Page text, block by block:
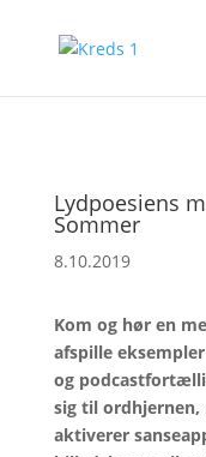
Lydpoesiens
Sommer
8.10.2019
Kom og hør en
afspille
og
sig til
aktiverer